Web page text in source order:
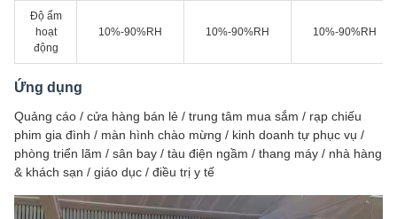
Độ ẩm
hoạt
động
10%-90%RH 10%-90%RH 10%-90%RH
Ứng dụng
Quảng cáo / cửa hàng bán lẻ / trung tâm mua sắm / rạp chiếu
phim gia đình / màn hình chào mừng / kinh doanh tự phục vụ /
phòng triển lãm / sân bay / tàu điện ngầm / thang máy / nhà hàng
& khách sạn / giáo dục / điều trị y tế